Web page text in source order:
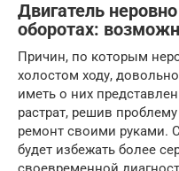
Двигатель
оборотах:
Причин, по которым
холостом ходу,
иметь о них
растрат, решив
ремонт своими руками.
будет избежать более